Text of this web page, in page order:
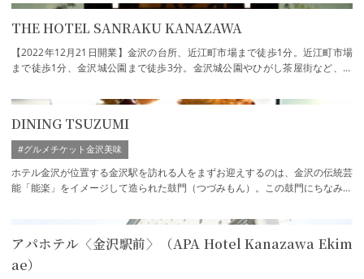
THE HOTEL SANRAKU KANAZAWA
【2022年12月21日開業】金沢の台所、近江町市場まで徒歩1分。近江町市場
まで徒歩1分、金沢城公園まで徒歩3分。金沢城公園やひがし茶屋街など、金
DINING TSUZUMI
ホテル金沢が位置する金沢駅を訪れる人をまずお迎えするのは、金沢の伝統芸
能「能楽」をイメージして造られた鼓門（つづみもん）。この鼓門にちなみ、
#グルメチケット金沢美味
アパホテル〈金沢駅前〉（APA Hotel Kanazawa Ekim
ae）